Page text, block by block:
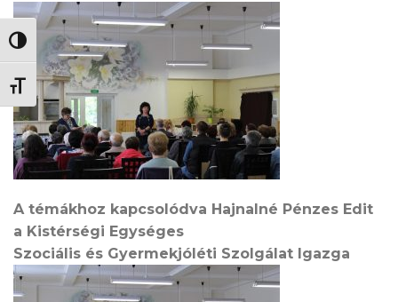
NAGY KONTRASZT VÁLTÁSA
BETŰMÉRET VÁLTÁSA
A témákhoz kapcsolódva Hajnalné Pénzes Edit
a Kistérségi Egységes
Szociális és Gyermekjóléti Szolgálat Igazga